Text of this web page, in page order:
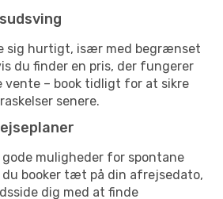
sig hurtigt, især med begrænset
du finder en pris, der fungerer
vente – book tidligt for at sikre
senere.
gode muligheder for spontane
du booker tæt på din afrejsedato,
dig med at finde